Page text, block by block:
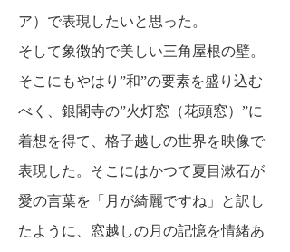
ア）で表現したいと思った。
そして象徴的で美しい三角屋根の壁。
そこにもやはり”和”の要素を盛り込む
べく、 銀閣寺の”火灯窓（花頭窓）”に
着想を得て、格子越しの世界を映像で
表現した。 そこにはかつて夏目漱石が
愛の言葉を「月が綺麗ですね」と訳し
たように、 窓越しの月の記憶を情緒あ